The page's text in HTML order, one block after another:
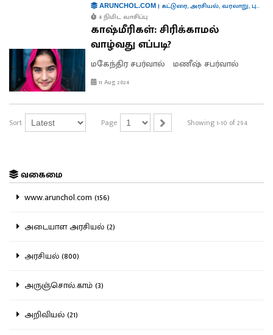
ARUNCHOL.COM| கட்டுரை,அரசியல், வரலாறு,புத்தகங்கள்
4 நிமிட வாசிப்பு
காஷ்மீரிகள்: சிரிக்காமல்
வாழ்வது எப்படி?
மகேந்திர சபர்வால் மணீஷ் சபர்வால்
11 Aug 2024
Sort Page Showing 1-10 of 294
வகைமை
www.arunchol.com (156)
அடையாள அரசியல் (2)
அரசியல் (800)
அருஞ்சொல்.காம் (3)
அறிவியல் (21)